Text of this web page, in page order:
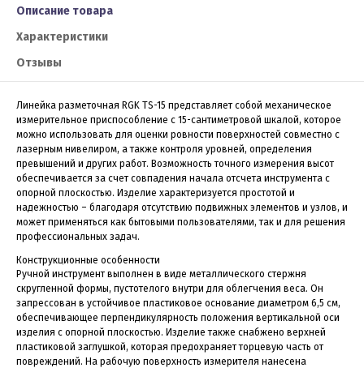
Описание товара
Характеристики
Отзывы
Линейка разметочная RGK TS-15 представляет собой механическое
измерительное приспособление с 15-сантиметровой шкалой, которое
можно использовать для оценки ровности поверхностей совместно с
лазерным нивелиром, а также контроля уровней, определения
превышений и других работ. Возможность точного измерения высот
обеспечивается за счет совпадения начала отсчета инструмента с
опорной плоскостью. Изделие характеризуется простотой и
надежностью – благодаря отсутствию подвижных элементов и узлов, и
может применяться как бытовыми пользователями, так и для решения
профессиональных задач.
Конструкционные особенности
Ручной инструмент выполнен в виде металлического стержня
скругленной формы, пустотелого внутри для облегчения веса. Он
запрессован в устойчивое пластиковое основание диаметром 6,5 см,
обеспечивающее перпендикулярность положения вертикальной оси
изделия с опорной плоскостью. Изделие также снабжено верхней
пластиковой заглушкой, которая предохраняет торцевую часть от
повреждений. На рабочую поверхность измерителя нанесена